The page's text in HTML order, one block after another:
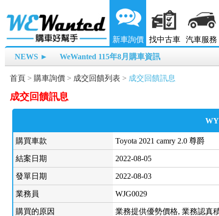
新車詢價 找中古車 汽車服務
NEWS ► WeWanted 115年8月購車資訊
首頁 > 購車詢價 > 成交回饋列表 > 成交回饋訊息
成交回饋訊息
購買車款 Toyota 2021 camry 2.0 尊爵
結案日期 2022-08-05
發單日期 2022-08-03
業務員 WJG0029
購買的原因 業務提供優勢價格, 業務認真